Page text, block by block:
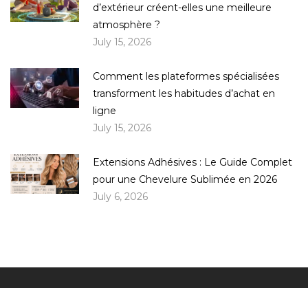
d’extérieur créent-elles une meilleure
atmosphère ?
July 15, 2026
Comment les plateformes spécialisées
transforment les habitudes d’achat en
ligne
July 15, 2026
Extensions Adhésives : Le Guide Complet
pour une Chevelure Sublimée en 2026
July 6, 2026